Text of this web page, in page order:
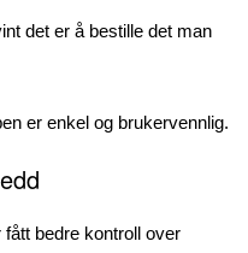
det er å bestille det man
er enkel og brukervennlig.
bedre kontroll over